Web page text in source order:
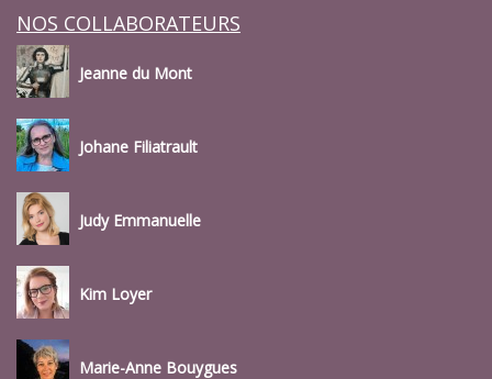
NOS COLLABORATEURS
Jeanne du Mont
Johane Filiatrault
Judy Emmanuelle
Kim Loyer
Marie-Anne Bouygues